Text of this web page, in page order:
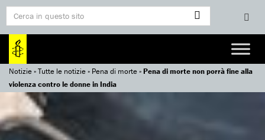
Notizie»Tutte le notizie» Pena di morte»Pena di morte non porrà fine alla
violenza contro le donne in India